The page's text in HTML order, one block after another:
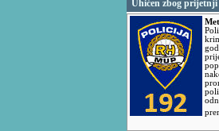
Uhićen zbog